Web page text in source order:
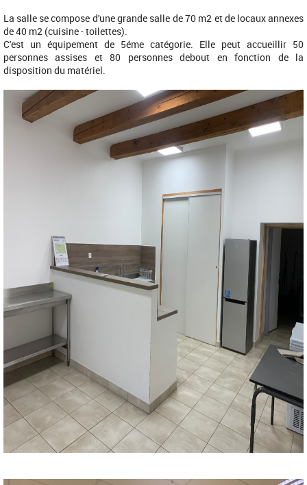
La salle se compose d'une grande salle de 70 m2 et de locaux annexes
de 40 m2 (cuisine - toilettes).
C'est un équipement de 5éme catégorie. Elle peut accueillir 50
personnes assises et 80 personnes debout en fonction de la
disposition du matériel.